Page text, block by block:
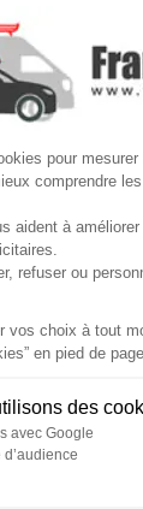
pour
comprendre
aident à
refuser ou
vos choix à tout
en pied de
des
avec Google
SUIVEZ-
France Galerie.